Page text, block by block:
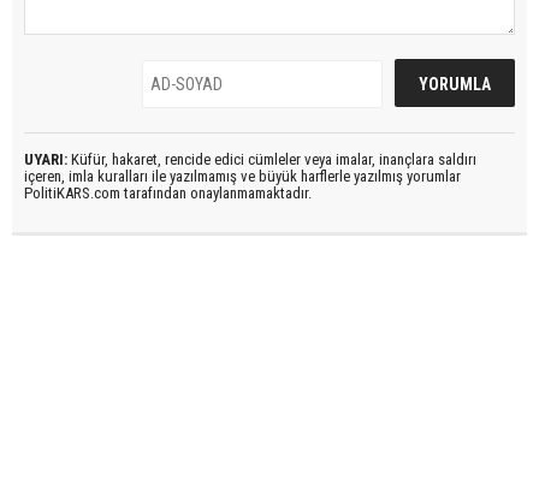
UYARI: Küfür, hakaret, rencide edici cümleler veya imalar, inançlara saldırı
içeren, imla kuralları ile yazılmamış ve büyük harflerle yazılmış yorumlar
PolitiKARS.com tarafından onaylanmamaktadır.